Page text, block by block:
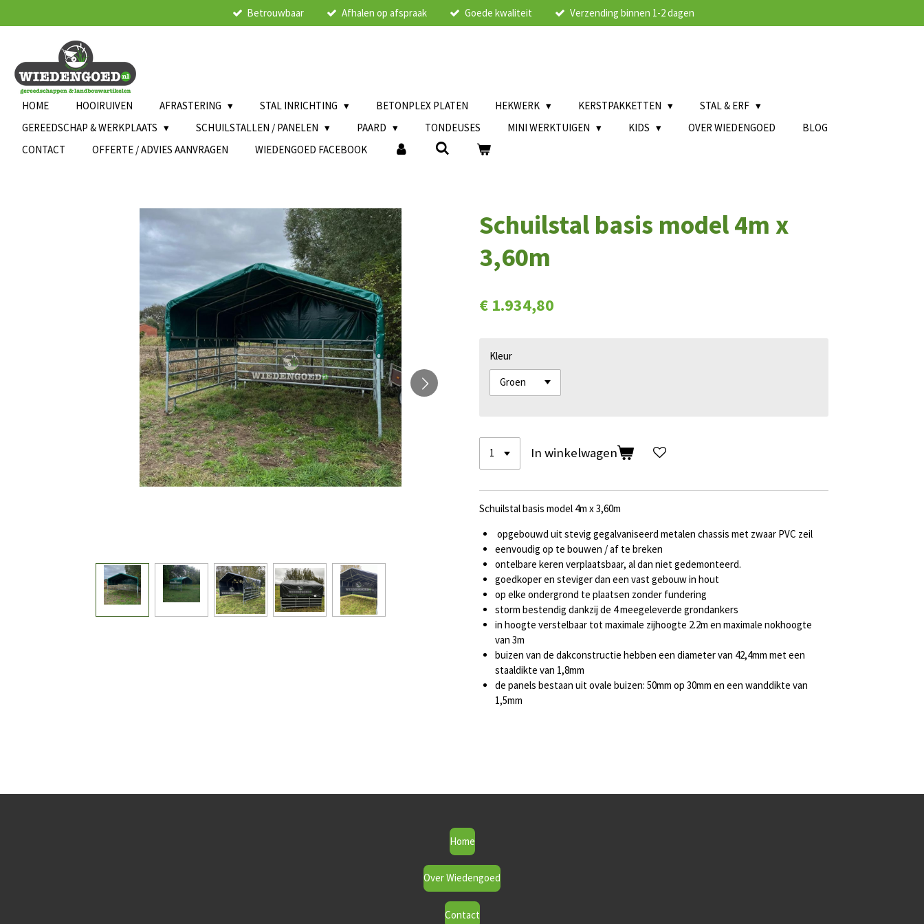
direct
hoofdinhoud
Betrouwbaar Afhalen op afspraak Goede kwaliteit Verzending binnen 1-2 dagen
HOME HOOIRUIVEN AFRASTERING STAL INRICHTING BETONPLEX PLATEN HEKWERK KERSTPAKKETTEN
STAL & ERF
GEREEDSCHAP & WERKPLAATS
SCHUILSTALLEN / PANELEN PAARD TONDEUSES MINI WERKTUIGEN KIDS OVER WIEDENGOED
BLOG
CONTACT
OFFERTE / ADVIES AANVRAGEN WIEDENGOED FACEBOOK
Schuilstal basis model 4m x
3,60m
€ 1.934,80
Kleur
In winkelwagen
Schuilstal basis model 4m x 3,60m
opgebouwd uit stevig gegalvaniseerd metalen chassis met zwaar PVC zeil
eenvoudig op te bouwen / af te breken
ontelbare keren verplaatsbaar, al dan niet gedemonteerd.
goedkoper en steviger dan een vast gebouw in hout
op elke ondergrond te plaatsen zonder fundering
storm bestendig dankzij de 4 meegeleverde grondankers
in hoogte verstelbaar tot maximale zijhoogte 2.2m en maximale nokhoogte
van 3m
buizen van de dakconstructie hebben een diameter van 42,4mm met een
staaldikte van 1,8mm
de panels bestaan uit ovale buizen: 50mm op 30mm en een wanddikte van
1,5mm
Home
Over Wiedengoed
Contact